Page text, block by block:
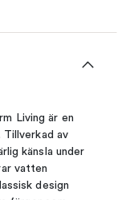
Living är en
av
känsla under
vatten
design